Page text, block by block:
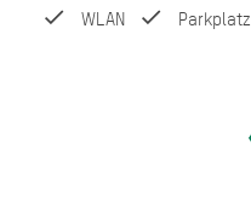
WLAN Parkplatz